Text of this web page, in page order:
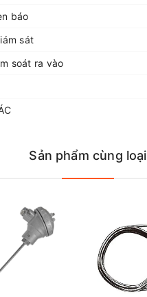
báo
sát
soát ra vào
Sản phẩm cùng loại